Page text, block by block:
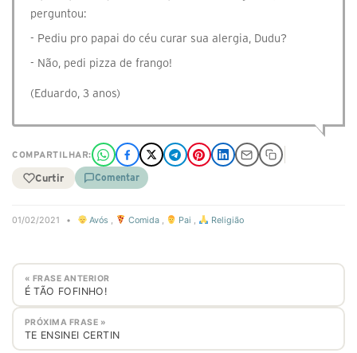
perguntou:
- Pediu pro papai do céu curar sua alergia, Dudu?
- Não, pedi pizza de frango!
(Eduardo, 3 anos)
COMPARTILHAR:
Curtir Comentar
01/02/2021 • Avós , Comida, Pai , Religião
« FRASE ANTERIOR
É TÃO FOFINHO!
PRÓXIMA FRASE »
TE ENSINEI CERTIN